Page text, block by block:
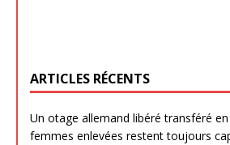
ARTICLES RÉCENTS
Un otage allemand libéré transféré
femmes enlevées restent toujours